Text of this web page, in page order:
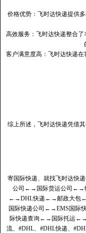
价格优势：飞时达快递提供
高效服务：飞时达快递整合
客户满意度高‌：飞时达快递
综上所述，飞时达快递凭借
寄国际快递、就找飞时达快
公司 ←→ 国际货运公司 ←→
←→DHL快递 ←→邮政大包
国际快递公司 ←→EMS国际
际快递查询 ←→ 国际托运←→
流、#DHL、#DHL快递、